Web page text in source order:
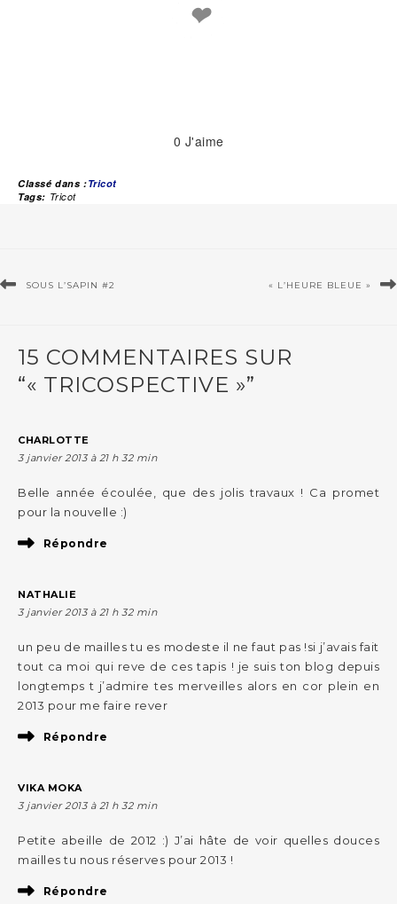
❤
0 J'aime
Classé dans :Tricot
Tags: Tricot
SOUS L’SAPIN #2 « L’HEURE BLEUE »
15 COMMENTAIRES SUR
“« TRICOSPECTIVE »”
CHARLOTTE
3 janvier 2013 à 21 h 32 min
Belle année écoulée, que des jolis travaux ! Ca promet
pour la nouvelle :)
Répondre
NATHALIE
3 janvier 2013 à 21 h 32 min
un peu de mailles tu es modeste il ne faut pas !si j’avais fait
tout ca moi qui reve de ces tapis ! je suis ton blog depuis
longtemps t j’admire tes merveilles alors en cor plein en
2013 pour me faire rever
Répondre
VIKA MOKA
3 janvier 2013 à 21 h 32 min
Petite abeille de 2012 :) J’ai hâte de voir quelles douces
mailles tu nous réserves pour 2013 !
Répondre